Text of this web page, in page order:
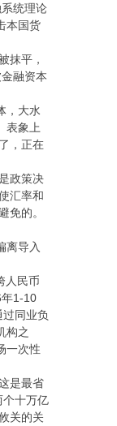
统理论
本国货
抹平，
融资本
，大水
表象上
，正在
政策决
汇率和
免的。
离导入
人民币
1-10
同业负
构之
一次性
是最省
个十万亿
关的关